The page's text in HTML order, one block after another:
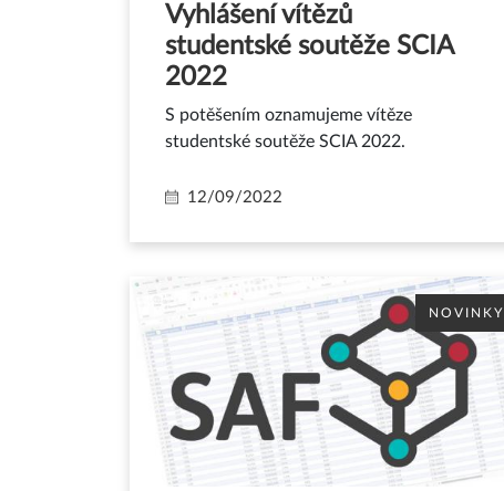
Vyhlášení vítězů
studentské soutěže SCIA
2022
S potěšením oznamujeme vítěze
studentské soutěže SCIA 2022.
12/09/2022
NOVINKY